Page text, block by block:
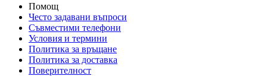
Помощ
Често задавани въпроси
Съвместими телефони
Условия и термини
Политика за връщане
Политика за доставка
Поверителност